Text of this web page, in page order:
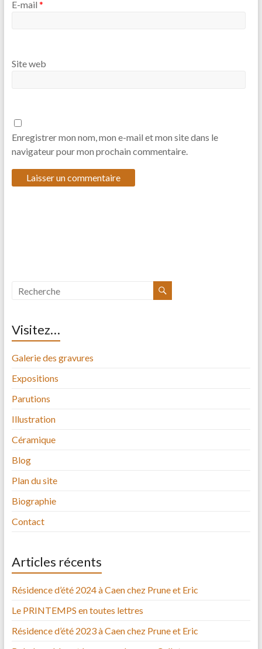
E-mail *
Site web
Enregistrer mon nom, mon e-mail et mon site dans le
navigateur pour mon prochain commentaire.
Visitez…
Galerie des gravures
Expositions
Parutions
Illustration
Céramique
Blog
Plan du site
Biographie
Contact
Articles récents
Résidence d’été 2024 à Caen chez Prune et Eric
Le PRINTEMPS en toutes lettres
Résidence d’été 2023 à Caen chez Prune et Eric